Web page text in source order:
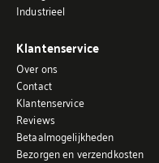
Industrieel
Klantenservice
Over ons
Contact
Klantenservice
Reviews
Betaalmogelijkheden
Bezorgen en verzendkosten